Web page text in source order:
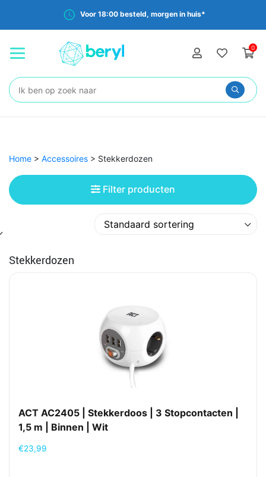
Voor 18:00 besteld, morgen in huis*
0
Zoeken:
Home > Accessoires > Stekkerdozen
Filter producten
Stekkerdozen
ACT AC2405 | Stekkerdoos | 3 Stopcontacten |
1,5 m | Binnen | Wit
€23,99